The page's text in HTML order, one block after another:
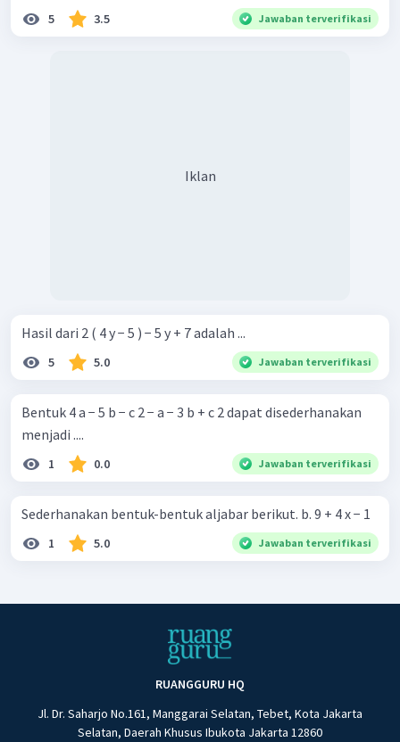
5 3.5 Jawaban terverifikasi
Iklan
Hasil dari 2 ( 4 y − 5 ) − 5 y + 7 adalah ...
5 5.0 Jawaban terverifikasi
Bentuk 4 a − 5 b − c 2 − a − 3 b + c 2 dapat disederhanakan
menjadi ....
1 0.0 Jawaban terverifikasi
Sederhanakan bentuk-bentuk aljabar berikut. b. 9 + 4 x − 1
1 5.0 Jawaban terverifikasi
RUANGGURU HQ
Jl. Dr. Saharjo No.161, Manggarai Selatan, Tebet, Kota Jakarta
Selatan, Daerah Khusus Ibukota Jakarta 12860